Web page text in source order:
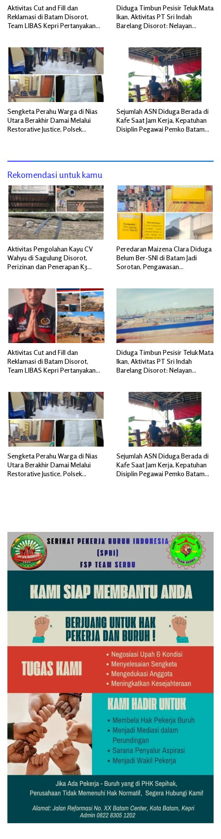
Aktivitas Cut and Fill dan
Reklamasi di Batam Disorot,
Team LIBAS Kepri Pertanyakan
Diduga Timbun Pesisir Teluk Mata
Ikan, Aktivitas PT Sri Indah
Barelang Disorot: Nelayan
Sengketa Perahu Warga di Nias
Utara Berakhir Damai Melalui
Restorative Justice, Polsek
Sejumlah ASN Diduga Berada di
Kafe Saat Jam Kerja, Kepatuhan
Disiplin Pegawai Pemko Batam
Rekomendasi untuk kamu
Aktivitas Pengolahan Kayu CV
Wahyu di Sagulung Disorot,
Perizinan dan Penerapan K3
Peredaran Maizena Clara Diduga
Belum Ber-SNI di Batam Jadi
Sorotan, Pengawasan
Aktivitas Cut and Fill dan
Reklamasi di Batam Disorot,
Team LIBAS Kepri Pertanyakan
Diduga Timbun Pesisir Teluk Mata
Ikan, Aktivitas PT Sri Indah
Barelang Disorot: Nelayan
Sengketa Perahu Warga di Nias
Utara Berakhir Damai Melalui
Restorative Justice, Polsek
Sejumlah ASN Diduga Berada di
Kafe Saat Jam Kerja, Kepatuhan
Disiplin Pegawai Pemko Batam